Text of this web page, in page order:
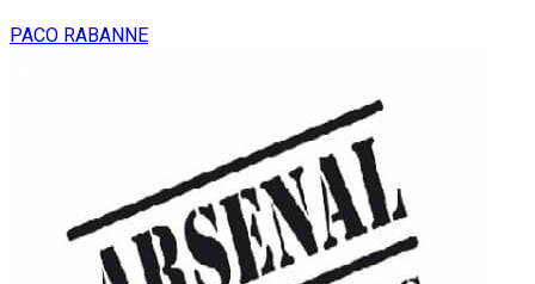
PACO RABANNE